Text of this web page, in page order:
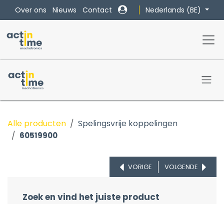
Overslaan naar inhoud
Over ons Nieuws Contact Nederlands (BE)
Alle producten Spelingsvrije koppelingen
60519900
VORIGE VOLGENDE
Zoek en vind het juiste product